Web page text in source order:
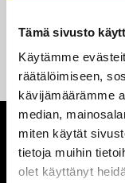
Tämä sivusto
Käytämme
räätälöimiseen,
kävijämäärämme
median,
miten käytät
tietoja muihin
olet käyttänyt
Jaatinen ja Liljamo
yhteistyö jatkuu